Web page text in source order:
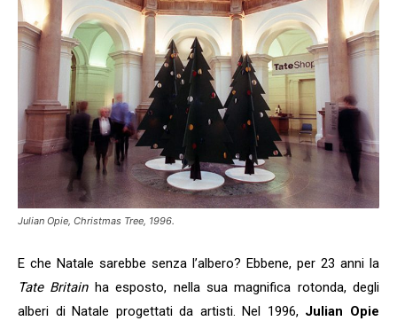
Julian Opie, Christmas Tree, 1996.
E che Natale sarebbe senza l’albero? Ebbene, per 23 anni la
Tate Britainha esposto, nella sua magnifica rotonda, degli
alberi di Natale progettati da artisti. Nel 1996, Julian Opie